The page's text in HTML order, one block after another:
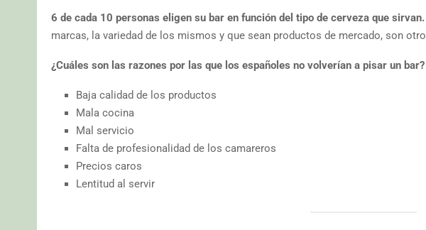
6 de cada 10 personas eligen su bar en función del tipo de cerveza que sirvan.
marcas, la variedad de los mismos y que sean productos de mercado, son
¿Cuáles son las razones por las que los españoles no volverían a pisar un bar?
Baja calidad de los productos
Mala cocina
Mal servicio
Falta de profesionalidad de los camareros
Precios caros
Lentitud al servir